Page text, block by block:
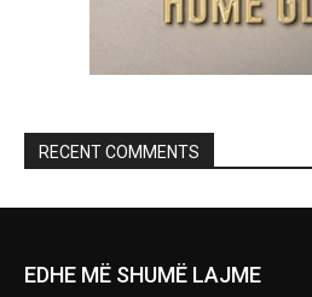
RECENT COMMENTS
EDHE MË SHUMË LAJME